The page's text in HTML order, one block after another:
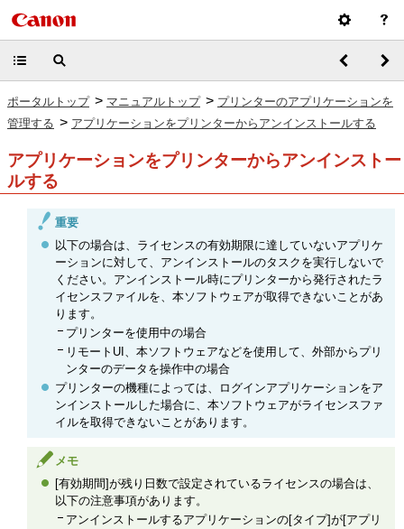
ポータルトップ > マニュアルトップ > プリンターのアプリケーションを
管理する > アプリケーションをプリンターからアンインストールする
アプリケーションをプリンターからアンインストー
ルする
重要
以下の場合は、ライセンスの有効期限に達していないアプリケ
ーションに対して、アンインストールのタスクを実行しないで
ください。アンインストール時にプリンターから発行されたラ
イセンスファイルを、本ソフトウェアが取得できないことがあ
ります。
プリンターを使用中の場合
リモートUI、本ソフトウェアなどを使用して、外部からプリ
ンターのデータを操作中の場合
プリンターの機種によっては、ログインアプリケーションをア
ンインストールした場合に、本ソフトウェアがライセンスファ
イルを取得できないことがあります。
メモ
[有効期間]が残り日数で設定されているライセンスの場合は、
以下の注意事項があります。
アンインストールするアプリケーションの[タイプ]が[アプリ